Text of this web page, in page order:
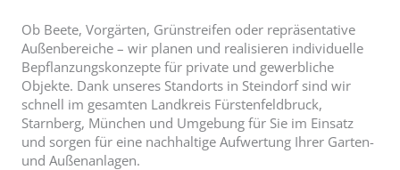
Ob Beete, Vorgärten, Grünstreifen oder repräsentative
Außenbereiche – wir planen und realisieren individuelle
Bepflanzungskonzepte für private und gewerbliche
Objekte. Dank unseres Standorts in Steindorf sind wir
schnell im gesamten Landkreis Fürstenfeldbruck,
Starnberg, München und Umgebung für Sie im Einsatz
und sorgen für eine nachhaltige Aufwertung Ihrer Garten-
und Außenanlagen.